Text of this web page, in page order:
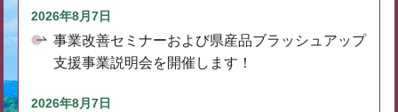
2026年8月7日
事業改善セミナーおよび県産品ブラッシュアップ
支援事業説明会を開催します！
2026年8月7日